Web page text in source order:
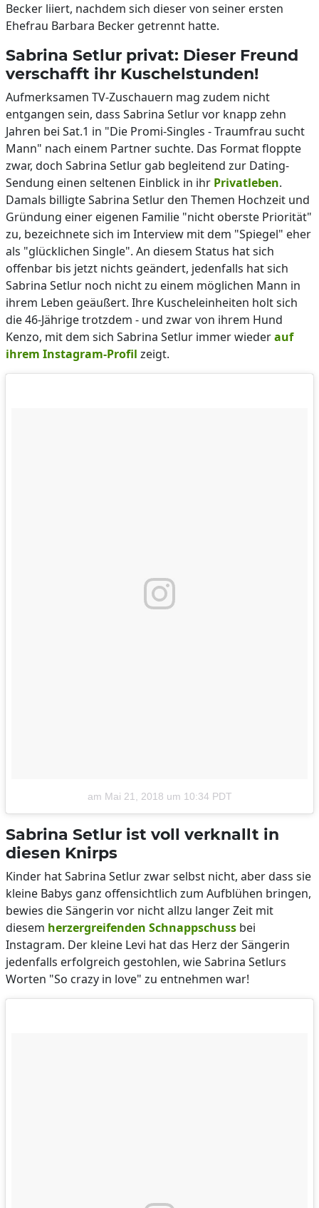
Becker liiert, nachdem sich dieser von seiner ersten
Ehefrau Barbara Becker getrennt hatte.
Sabrina Setlur privat: Dieser Freund
verschafft ihr Kuschelstunden!
Aufmerksamen TV-Zuschauern mag zudem nicht
entgangen sein, dass Sabrina Setlur vor knapp zehn
Jahren bei Sat.1 in "Die Promi-Singles - Traumfrau sucht
Mann" nach einem Partner suchte. Das Format floppte
zwar, doch Sabrina Setlur gab begleitend zur Dating-
Sendung einen seltenen Einblick in ihr Privatleben.
Damals billigte Sabrina Setlur den Themen Hochzeit und
Gründung einer eigenen Familie "nicht oberste Priorität"
zu, bezeichnete sich im Interview mit dem "Spiegel" eher
als "glücklichen Single". An diesem Status hat sich
offenbar bis jetzt nichts geändert, jedenfalls hat sich
Sabrina Setlur noch nicht zu einem möglichen Mann in
ihrem Leben geäußert. Ihre Kuscheleinheiten holt sich
die 46-Jährige trotzdem - und zwar von ihrem Hund
Kenzo, mit dem sich Sabrina Setlur immer wiederauf
ihrem Instagram-Profil zeigt.
am Mai 21, 2018 um 10:34 PDT
Sabrina Setlur ist voll verknallt in
diesen Knirps
Kinder hat Sabrina Setlur zwar selbst nicht, aber dass sie
kleine Babys ganz offensichtlich zum Aufblühen bringen,
bewies die Sängerin vor nicht allzu langer Zeit mit
diesem herzergreifenden Schnappschuss bei
Instagram. Der kleine Levi hat das Herz der Sängerin
jedenfalls erfolgreich gestohlen, wie Sabrina Setlurs
Worten "So crazy in love" zu entnehmen war!